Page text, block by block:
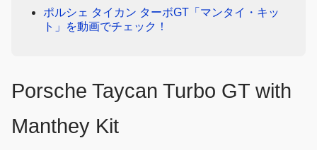
ポルシェ タイカン ターボGT「マンタイ・キッ
ト」を動画でチェック！
Porsche Taycan Turbo GT with
Manthey Kit